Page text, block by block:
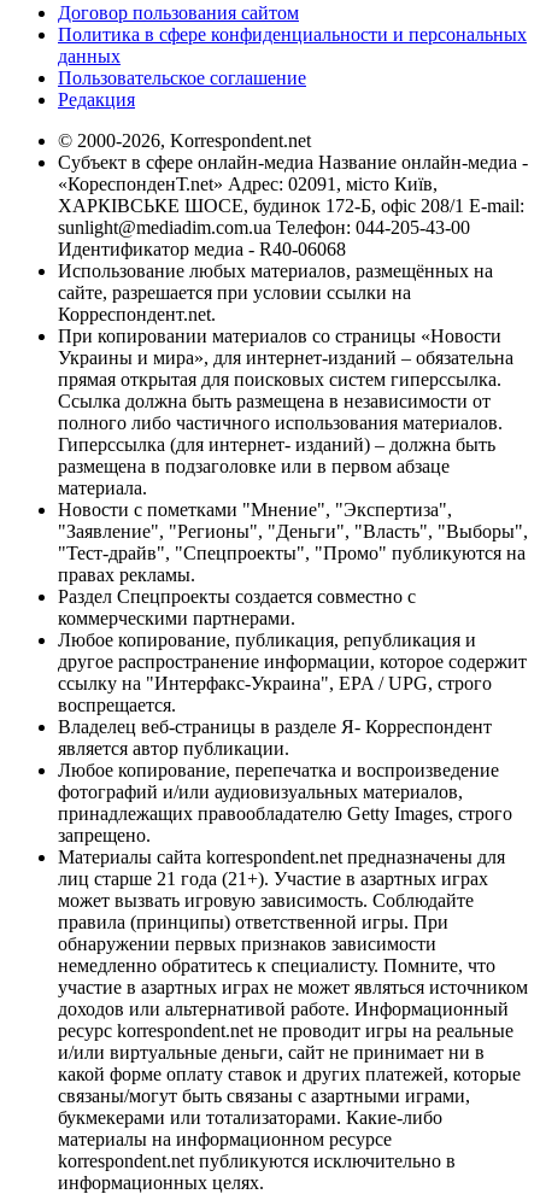
Договор пользования сайтом
Политика в сфере конфиденциальности и персональных
данных
Пользовательское соглашение
Редакция
© 2000-2026, Korrespondent.net
Субъект в сфере онлайн-медиа Название онлайн-медиа -
«КореспонденТ.net» Адрес: 02091, місто Київ,
ХАРКІВСЬКЕ ШОСЕ, будинок 172-Б, офіс 208/1 E-mail:
sunlight@mediadim.com.ua Телефон: 044-205-43-00
Идентификатор медиа - R40-06068
Использование любых материалов, размещённых на
сайте, разрешается при условии ссылки на
Корреспондент.net.
При копировании материалов со страницы «Новости
Украины и мира», для интернет-изданий – обязательна
прямая открытая для поисковых систем гиперссылка.
Ссылка должна быть размещена в независимости от
полного либо частичного использования материалов.
Гиперссылка (для интернет- изданий) – должна быть
размещена в подзаголовке или в первом абзаце
материала.
Новости с пометками "Мнение", "Экспертиза",
"Заявление", "Регионы", "Деньги", "Власть", "Выборы",
"Тест-драйв", "Спецпроекты", "Промо" публикуются на
правах рекламы.
Раздел Спецпроекты создается совместно с
коммерческими партнерами.
Любое копирование, публикация, републикация и
другое распространение информации, которое содержит
ссылку на "Интерфакс-Украина", EPA / UPG, строго
воспрещается.
Владелец веб-страницы в разделе Я- Корреспондент
является автор публикации.
Любое копирование, перепечатка и воспроизведение
фотографий и/или аудиовизуальных материалов,
принадлежащих правообладателю Getty Images, строго
запрещено.
Материалы сайта korrespondent.net предназначены для
лиц старше 21 года (21+). Участие в азартных играх
может вызвать игровую зависимость. Соблюдайте
правила (принципы) ответственной игры. При
обнаружении первых признаков зависимости
немедленно обратитесь к специалисту. Помните, что
участие в азартных играх не может являться источником
доходов или альтернативой работе. Информационный
ресурс korrespondent.net не проводит игры на реальные
и/или виртуальные деньги, сайт не принимает ни в
какой форме оплату ставок и других платежей, которые
связаны/могут быть связаны с азартными играми,
букмекерами или тотализаторами. Какие-либо
материалы на информационном ресурсе
korrespondent.net публикуются исключительно в
информационных целях.